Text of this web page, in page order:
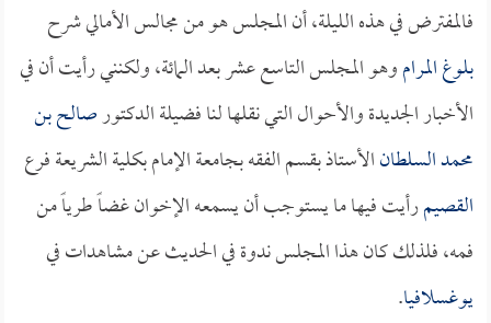
فالمفترض في هذه الليلة، أن المجلس هو من مجالس الأمالي شرح
بلوغ المراموهو المجلس التاسع عشر بعد المائة، ولكنني رأيت أن في
الأخبار الجديدة والأحوال التي نقلها لنا فضيلة الدكتورصالح بن
محمد السلطانالأستاذ بقسم الفقه بجامعة الإمام بكلية الشريعة فرع
القصيمرأيت فيها ما يستوجب أن يسمعه الإخوان غضاً طرياً من
فمه، فلذلك كان هذا المجلس ندوة في الحديث عن مشاهدات في
يوغسلافيا.